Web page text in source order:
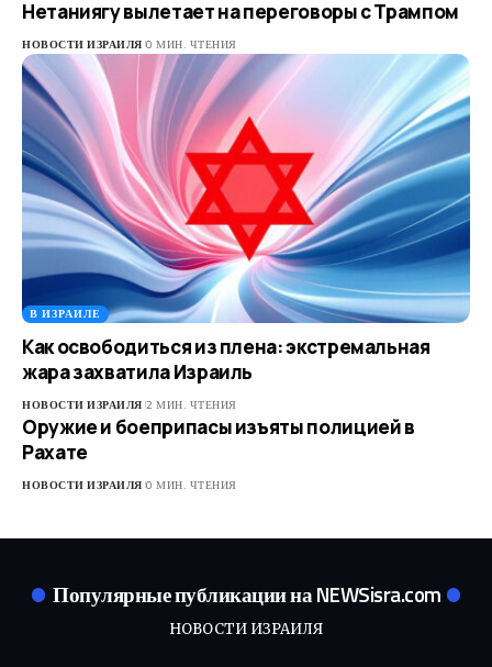
Нетаниягу вылетает на переговоры с Трампом
НОВОСТИ ИЗРАИЛЯ 0 МИН. ЧТЕНИЯ
В ИЗРАИЛЕ
Как освободиться из плена: экстремальная
жара захватила Израиль
НОВОСТИ ИЗРАИЛЯ 2 МИН. ЧТЕНИЯ
Оружие и боеприпасы изъяты полицией в
Рахате
НОВОСТИ ИЗРАИЛЯ 0 МИН. ЧТЕНИЯ
Популярные публикации на NEWSisra.com
НОВОСТИ ИЗРАИЛЯ